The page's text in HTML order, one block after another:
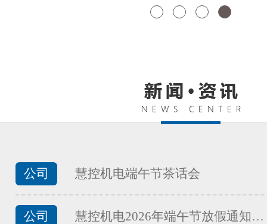
...
公司 慧控机电端午节茶话会
公司 慧控机电2026年端午节放假通知…